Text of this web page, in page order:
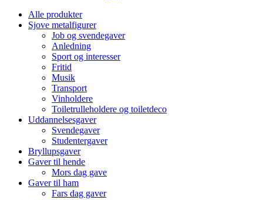
Alle produkter
Sjove metalfigurer
Job og svendegaver
Anledning
Sport og interesser
Fritid
Musik
Transport
Vinholdere
Toiletrulleholdere og toiletdeco
Uddannelsesgaver
Svendegaver
Studentergaver
Bryllupsgaver
Gaver til hende
Mors dag gave
Gaver til ham
Fars dag gaver